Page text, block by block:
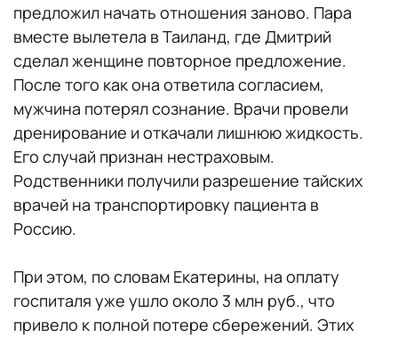
предложил начать отношения заново. Пара
вместе вылетела в Таиланд, где Дмитрий
сделал женщине повторное предложение.
После того как она ответила согласием,
мужчина потерял сознание. Врачи провели
дренирование и откачали лишнюю жидкость.
Его случай признан нестраховым.
Родственники получили разрешение тайских
врачей на транспортировку пациента в
Россию.
При этом, по словам Екатерины, на оплату
госпиталя уже ушло около 3 млн руб., что
привело к полной потере сбережений. Этих